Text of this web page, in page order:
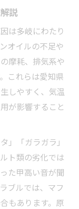
ツの故障
の原因の切り
ら推測するコ
が必要な場面
原因の見分け
対処の目安
部品の異常
説
は多岐にわたり
オイルの不足や
摩耗、排気系や
これらは愛知県
しやすく、気温
が影響すること
」「ガラガラ」
ト類の劣化では
た甲高い音が聞
ブルでは、マフ
もあります。原